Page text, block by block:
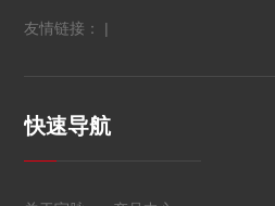
友情链接： |
快速导航